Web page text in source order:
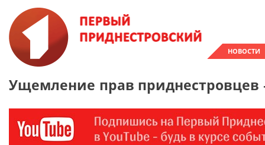
НОВОСТИ
Ущемление прав